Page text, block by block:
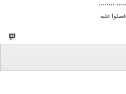
عليه